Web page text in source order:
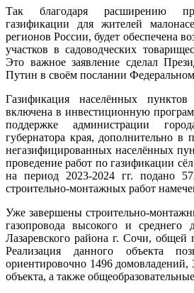
Так благодаря расширению
газификации для жителей
регионов России, будет обеспечена
участков в садоводческих
Это важное заявление сделал
Путин в своём послании
Газификация населённых
включена в инвестиционную
поддержке администрации
губернатора края, дополнительно
негазифицированных населённых
проведение работ по газификации
на период 2023-2024 гг. подано
строительно-монтажных работ
Уже завершены строительно-
газопровода высокого и
Лазаревского района г. Сочи,
Реализация данного объекта
ориентировочно 1496
объекта, а также